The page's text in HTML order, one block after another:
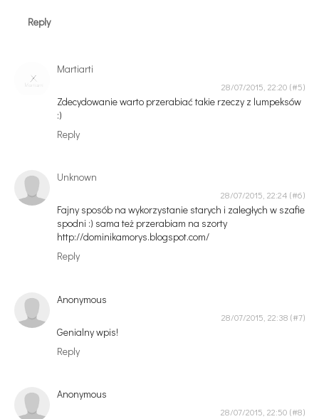
Reply
Martiarti
28/07/2015, 22:20
Zdecydowanie warto przerabiać takie rzeczy z lumpeksów
:)
Reply
Unknown
28/07/2015, 22:24
Fajny sposób na wykorzystanie starych i zaległych w szafie
spodni :) sama też przerabiam na szorty
http://dominikamorys.blogspot.com/
Reply
Anonymous
28/07/2015, 22:38
Genialny wpis!
Reply
Anonymous
28/07/2015, 22:50